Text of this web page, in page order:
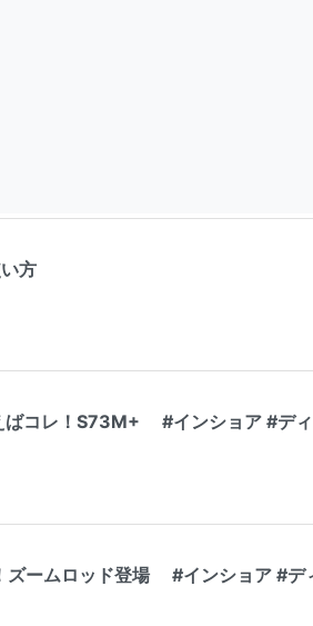
方
ばコレ！S73M+ #インショア #デ
ズームロッド登場 #インショア #デ